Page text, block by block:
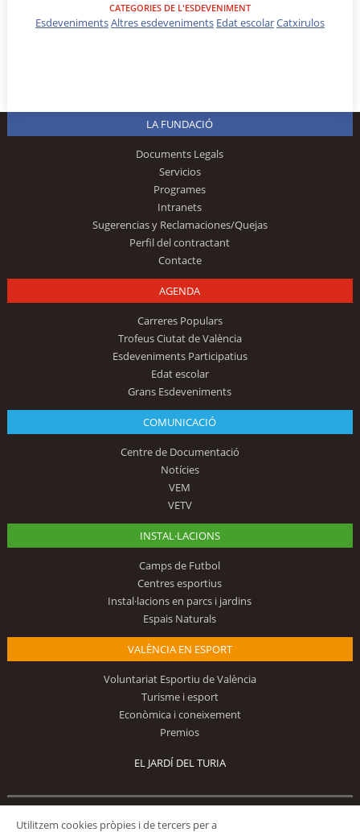
CATEGORIES DE L'ESDEVENIMENT
EsdevenimentsAltres esdeveniments Edat escolarCatxirulos
LA FUNDACIÓ
Documents Legals
Servicios
Programes
Intranets
Sugerencias y Reclamaciones/Quejas
Perfil del contractant
Contacte
AGENDA
Carreres Populars
Trofeus Ciutat de València
Esdeveniments Participatius
Edat escolar
Grans Esdeveniments
COMUNICACIÓ
Centre de Documentació
Notícies
VEM
VETV
INSTAL·LACIONS
Camps de Futbol
Centres esportius
Instal·lacions en parcs i jardins
Espais Naturals
VALÈNCIA EN ESPORT
Voluntariat Esportiu de València
Turisme i esport
Econòmica i coneixement
Premios
EL JARDÍ DEL TURIA
Utilitzem cookies pròpies i de tercers per a